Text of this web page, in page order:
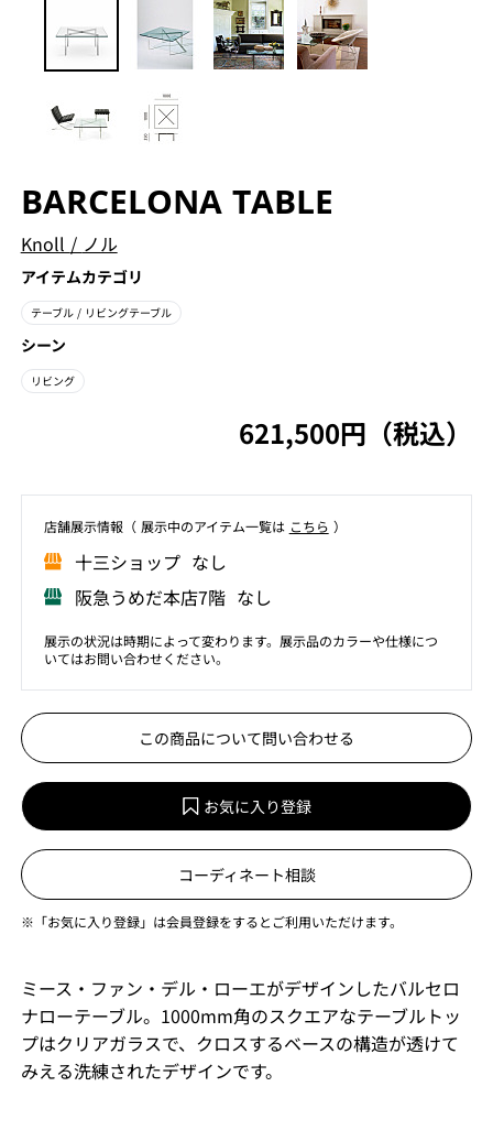
BARCELONA TABLE
Knoll / ノル
アイテムカテゴリ
テーブル / リビングテーブル
シーン
リビング
621,500円（税込）
店舗展⽰情報（ 展⽰中のアイテム⼀覧は こちら ）
⼗三ショップ なし
阪急うめだ本店7階 なし
展示の状況は時期によって変わります。展示品のカラーや仕様につ
いてはお問い合わせください。
この商品について問い合わせる
お気に入り登録
コーディネート相談
※「お気に入り登録」は会員登録をするとご利用いただけます。
ミース・ファン・デル・ローエがデザインしたバルセロ
ナローテーブル。1000mm角のスクエアなテーブルトッ
プはクリアガラスで、クロスするベースの構造が透けて
みえる洗練されたデザインです。